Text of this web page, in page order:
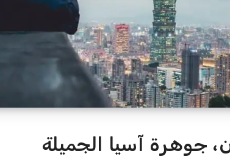
جوهرة آسيا الجميلة